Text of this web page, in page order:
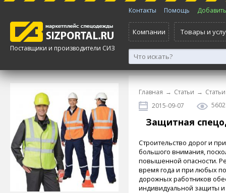
Поставщики и производители СИЗ
Контакты Помощь
Компании Товары и
Главная → Статьи →
2015-09-07
Защитная
Строительство дорог и
большого внимания,
повышенной опасности.
время года и при любых
дорожных работников
индивидуальной защиты